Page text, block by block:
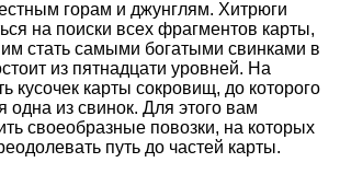
горам и джунглям. Хитрюги
на поиски всех фрагментов карты,
стать самыми богатыми свинками в
из пятнадцати уровней. На
кусочек карты сокровищ, до которого
одна из свинок. Для этого вам
своеобразные повозки, на которых
путь до частей карты.